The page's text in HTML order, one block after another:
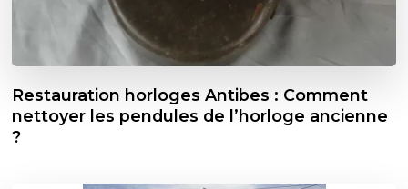
Restauration horloges Antibes : Comment
nettoyer les pendules de l’horloge ancienne
?